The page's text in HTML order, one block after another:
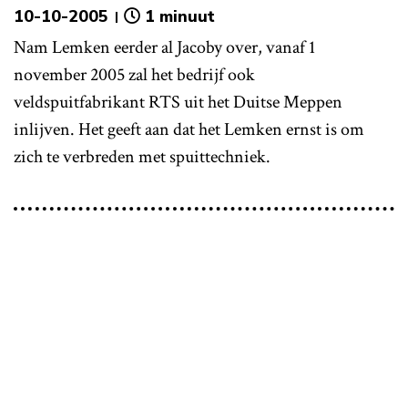
10-10-2005 1 minuut
Nam Lemken eerder al Jacoby over, vanaf 1
november 2005 zal het bedrijf ook
veldspuitfabrikant RTS uit het Duitse Meppen
inlijven. Het geeft aan dat het Lemken ernst is om
zich te verbreden met spuittechniek.